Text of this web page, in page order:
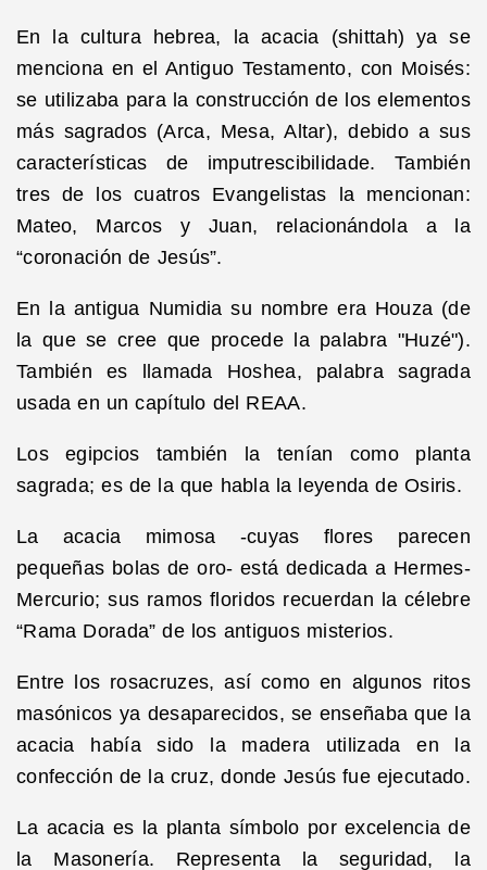
En la cultura hebrea, la acacia (shittah) ya se
menciona en el Antiguo Testamento, con Moisés:
se utilizaba para la construcción de los elementos
más sagrados (Arca, Mesa, Altar), debido a sus
características de imputrescibilidade. También
tres de los cuatros Evangelistas la mencionan:
Mateo, Marcos y Juan, relacionándola a la
“coronación de Jesús”.
En la antigua Numidia su nombre era Houza (de
la que se cree que procede la palabra "Huzé").
También es llamada Hoshea, palabra sagrada
usada en un capítulo del REAA.
Los egipcios también la tenían como planta
sagrada; es de la que habla la leyenda de Osiris.
La acacia mimosa -cuyas flores parecen
pequeñas bolas de oro- está dedicada a Hermes-
Mercurio; sus ramos floridos recuerdan la célebre
“Rama Dorada” de los antiguos misterios.
Entre los rosacruzes, así como en algunos ritos
masónicos ya desaparecidos, se enseñaba que la
acacia había sido la madera utilizada en la
confección de la cruz, donde Jesús fue ejecutado.
La acacia es la planta símbolo por excelencia de
la Masonería. Representa la seguridad, la